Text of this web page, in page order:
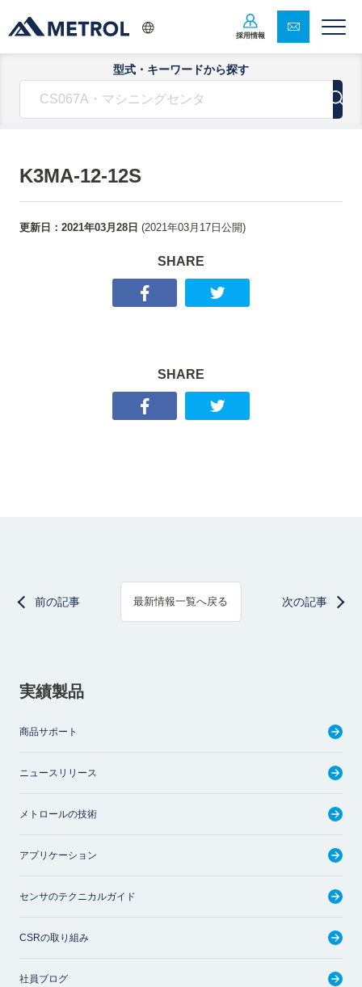
採用情報
型式・キーワードから探す
K3MA-12-12S
更新日： 2021年03月28日 (2021年03月17日 公開)
SHARE
SHARE
前の記事 最新情報一覧へ戻る 次の記事
実績製品
商品サポート
ニュースリリース
メトロールの技術
アプリケーション
センサのテクニカルガイド
CSRの取り組み
社員ブログ